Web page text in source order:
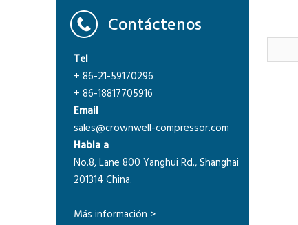
Contáctenos
Tel
+ 86-21-59170296
+ 86-18817705916
Email
sales@crownwell-compressor.com
Habla a
No.8, Lane 800 Yanghui Rd., Shanghai
201314 China.
Más información >